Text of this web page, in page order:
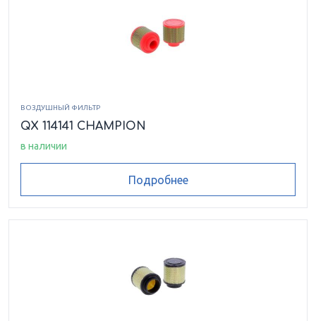
ВОЗДУШНЫЙ ФИЛЬТР
QX 114141 CHAMPION
в наличии
Подробнее